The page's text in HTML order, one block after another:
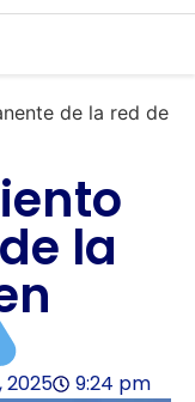
de la red de
la
2025 9:24 pm